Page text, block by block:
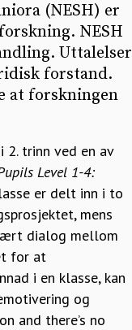
(NESH) er
NESH
Uttalelser
forstand.
at forskningen
trinn ved en av
Level 1-4:
er delt inn i to
mens
dialog mellom
for at
i en klasse, kan
og
and there’s no